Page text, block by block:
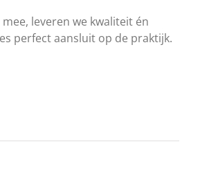
mee, leveren we kwaliteit én
perfect aansluit op de praktijk.